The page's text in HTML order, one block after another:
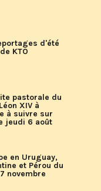
d'été
KTO
pastorale du
XIV à
à suivre sur
jeudi 6 août
en Uruguay,
et Pérou du
novembre